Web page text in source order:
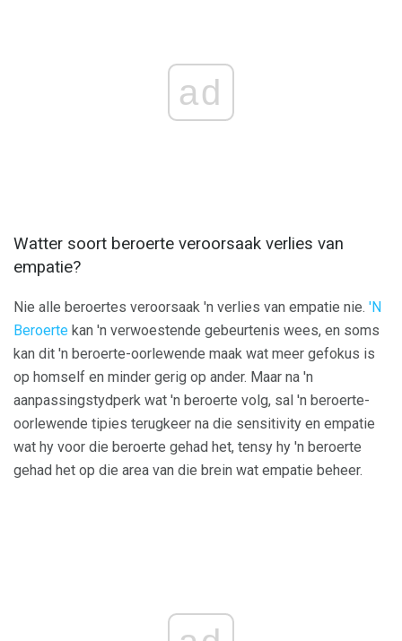
ad
Watter soort beroerte veroorsaak verlies van
empatie?
Nie alle beroertes veroorsaak 'n verlies van empatie nie. 'N
Beroerte kan 'n verwoestende gebeurtenis wees, en soms
kan dit 'n beroerte-oorlewende maak wat meer gefokus is
op homself en minder gerig op ander. Maar na 'n
aanpassingstydperk wat 'n beroerte volg, sal 'n beroerte-
oorlewende tipies terugkeer na die sensitivity en empatie
wat hy voor die beroerte gehad het, tensy hy 'n beroerte
gehad het op die area van die brein wat empatie beheer.